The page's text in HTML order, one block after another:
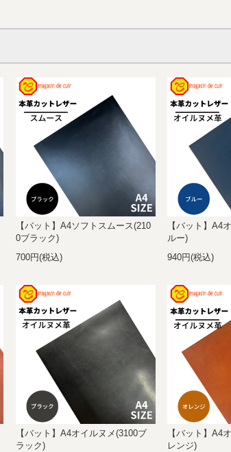
【バット】A4ソフトスムース(210
0ブラック)
700円(税込)
【バット】A4
ルー)
940円(税込)
【バット】A4オイルヌメ(3100ブ
ラック)
【バット】A4
レンジ)